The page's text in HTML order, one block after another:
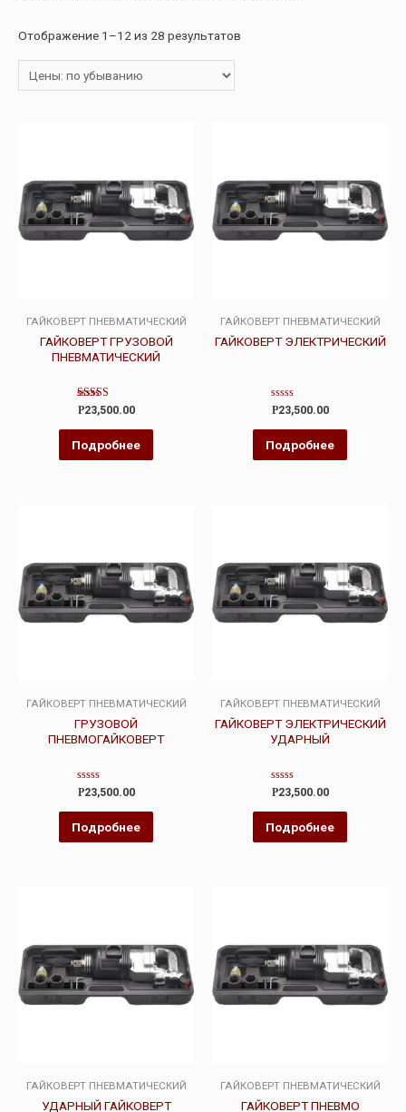
Отображение 1–12 из 28 результатов
ГАЙКОВЕРТ ПНЕВМАТИЧЕСКИЙ
ГАЙКОВЕРТ ГРУЗОВОЙ
ПНЕВМАТИЧЕСКИЙ
Оценка
4.00
из 5
Р23,500.00
Подробнее
ГАЙКОВЕРТ ПНЕВМАТИЧЕСКИЙ
ГАЙКОВЕРТ ЭЛЕКТРИЧЕСКИЙ
Оценка
из
Р23,500.00
Подробнее
ГАЙКОВЕРТ ПНЕВМАТИЧЕСКИЙ
ГРУЗОВОЙ
ПНЕВМОГАЙКОВЕРТ
Оценка
из
Р23,500.00
Подробнее
ГАЙКОВЕРТ ПНЕВМАТИЧЕСКИЙ
ГАЙКОВЕРТ ЭЛЕКТРИЧЕСКИЙ
УДАРНЫЙ
Оценка
из
Р23,500.00
Подробнее
ГАЙКОВЕРТ ПНЕВМАТИЧЕСКИЙ
УДАРНЫЙ ГАЙКОВЕРТ
ГАЙКОВЕРТ ПНЕВМАТИЧЕСКИЙ
ГАЙКОВЕРТ ПНЕВМО